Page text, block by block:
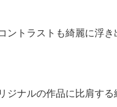
ントラストも綺麗に浮き
ジナルの作品に比肩す